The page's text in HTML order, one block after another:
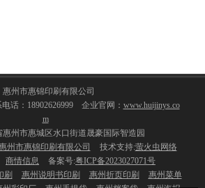
惠州市惠锦印刷有限公司
话：18902626999 企业官网： www.huijinys.co
m
州市惠城区水口街道晟豪国际智造园
州市惠锦印刷有限公司 技术支持:萤火虫网络
商情信息 备案号:粤ICP备2023027071号
刷 惠州说明书印刷 惠州折页印刷
惠州菜单